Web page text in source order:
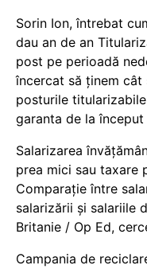
Sorin Ion, întrebat
dau an de an
post pe perioadă
încercat să ținem
posturile
garanta de la
Salarizarea
prea mici sau taxare
Comparație între
salarizării și salariile
Britanie / Op Ed,
Campania de